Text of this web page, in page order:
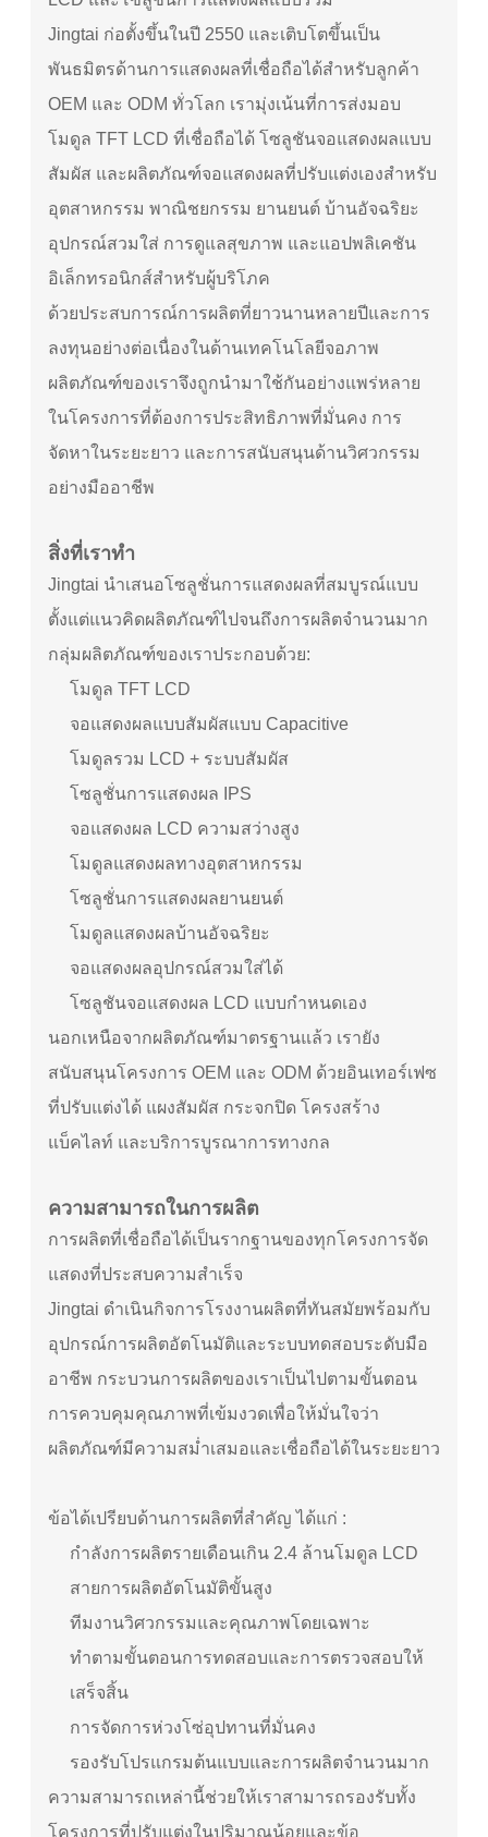
Jingtai ก่อตั้งขึ้นในปี 2550 และเติบโตขึ้นเป็น
พันธมิตรด้านการแสดงผลที่เชื่อถือได้สำหรับลูกค้า
OEM และ ODM ทั่วโลก เรามุ่งเน้นที่การส่งมอบ
โมดูล TFT LCD ที่เชื่อถือได้ โซลูชันจอแสดงผลแบบ
สัมผัส และผลิตภัณฑ์จอแสดงผลที่ปรับแต่งเองสำหรับ
อุตสาหกรรม พาณิชยกรรม ยานยนต์ บ้านอัจฉริยะ
อุปกรณ์สวมใส่ การดูแลสุขภาพ และแอปพลิเคชัน
อิเล็กทรอนิกส์สำหรับผู้บริโภค
ด้วยประสบการณ์การผลิตที่ยาวนานหลายปีและการ
ลงทุนอย่างต่อเนื่องในด้านเทคโนโลยีจอภาพ
ผลิตภัณฑ์ของเราจึงถูกนำมาใช้กันอย่างแพร่หลาย
ในโครงการที่ต้องการประสิทธิภาพที่มั่นคง การ
จัดหาในระยะยาว และการสนับสนุนด้านวิศวกรรม
อย่างมืออาชีพ
สิ่งที่เราทำ
Jingtai นำเสนอโซลูชั่นการแสดงผลที่สมบูรณ์แบบ
ตั้งแต่แนวคิดผลิตภัณฑ์ไปจนถึงการผลิตจำนวนมาก
กลุ่มผลิตภัณฑ์ของเราประกอบด้วย:
โมดูล TFT LCD
จอแสดงผลแบบสัมผัสแบบ Capacitive
โมดูลรวม LCD + ระบบสัมผัส
โซลูชั่นการแสดงผล IPS
จอแสดงผล LCD ความสว่างสูง
โมดูลแสดงผลทางอุตสาหกรรม
โซลูชั่นการแสดงผลยานยนต์
โมดูลแสดงผลบ้านอัจฉริยะ
จอแสดงผลอุปกรณ์สวมใส่ได้
โซลูชันจอแสดงผล LCD แบบกำหนดเอง
นอกเหนือจากผลิตภัณฑ์มาตรฐานแล้ว เรายัง
สนับสนุนโครงการ OEM และ ODM ด้วยอินเทอร์เฟซ
ที่ปรับแต่งได้ แผงสัมผัส กระจกปิด โครงสร้าง
แบ็คไลท์ และบริการบูรณาการทางกล
ความสามารถในการผลิต
การผลิตที่เชื่อถือได้เป็นรากฐานของทุกโครงการจัด
แสดงที่ประสบความสำเร็จ
Jingtai ดำเนินกิจการโรงงานผลิตที่ทันสมัยพร้อมกับ
อุปกรณ์การผลิตอัตโนมัติและระบบทดสอบระดับมือ
อาชีพ กระบวนการผลิตของเราเป็นไปตามขั้นตอน
การควบคุมคุณภาพที่เข้มงวดเพื่อให้มั่นใจว่า
ผลิตภัณฑ์มีความสม่ำเสมอและเชื่อถือได้ในระยะยาว
ข้อได้เปรียบด้านการผลิตที่สำคัญ ได้แก่ :
กำลังการผลิตรายเดือนเกิน 2.4 ล้านโมดูล LCD
สายการผลิตอัตโนมัติขั้นสูง
ทีมงานวิศวกรรมและคุณภาพโดยเฉพาะ
ทำตามขั้นตอนการทดสอบและการตรวจสอบให้
เสร็จสิ้น
การจัดการห่วงโซ่อุปทานที่มั่นคง
รองรับโปรแกรมต้นแบบและการผลิตจำนวนมาก
ความสามารถเหล่านี้ช่วยให้เราสามารถรองรับทั้ง
โครงการที่ปรับแต่งในปริมาณน้อยและข้อ